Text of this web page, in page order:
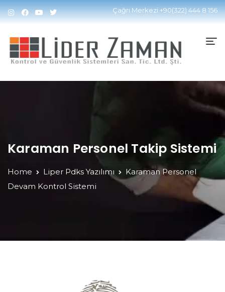
Çağrı Merkezi+90(322) 444 8 156
Karaman Personel Takip Sistemi
Home Liper Pdks Yazılımı
Karaman Personel
Devam Kontrol Sistemi